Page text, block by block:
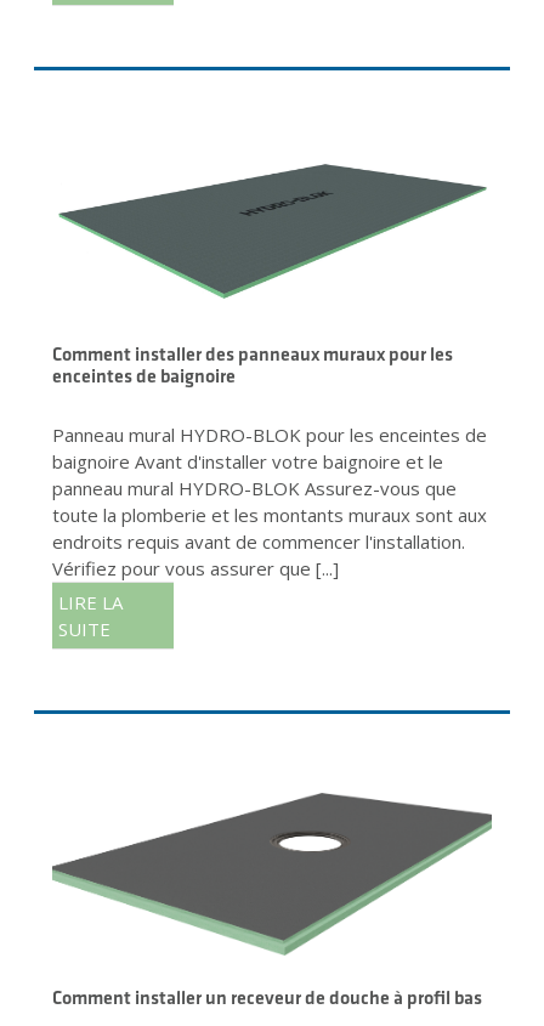
Comment installer des panneaux muraux pour les
enceintes de baignoire
Panneau mural HYDRO-BLOK pour les enceintes de
baignoire Avant d'installer votre baignoire et le
panneau mural HYDRO-BLOK Assurez-vous que
toute la plomberie et les montants muraux sont aux
endroits requis avant de commencer l'installation.
Vérifiez pour vous assurer que [...]
LIRE LA
SUITE
Comment installer un receveur de douche à profil bas